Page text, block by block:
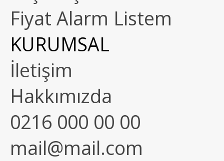
Fiyat Alarm Listem
KURUMSAL
İletişim
Hakkımızda
0216 000 00 00
mail@mail.com